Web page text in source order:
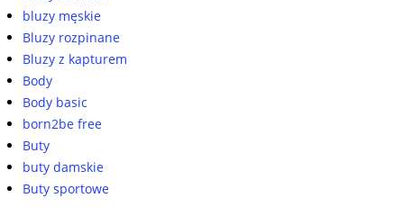
bluzy męskie
Bluzy rozpinane
Bluzy z kapturem
Body
Body basic
born2be free
Buty
buty damskie
Buty sportowe